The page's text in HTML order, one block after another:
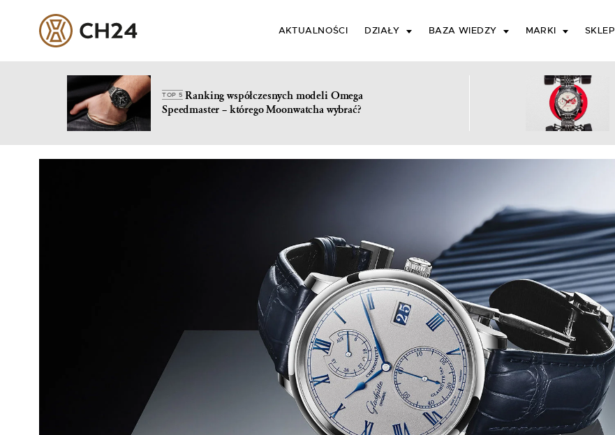
AKTUALNOŚCI DZIAŁY BAZA WIEDZY MARKI SKLEP
TOP 5Ranking współczesnych modeli Omega
Speedmaster – którego Moonwatcha wybrać?